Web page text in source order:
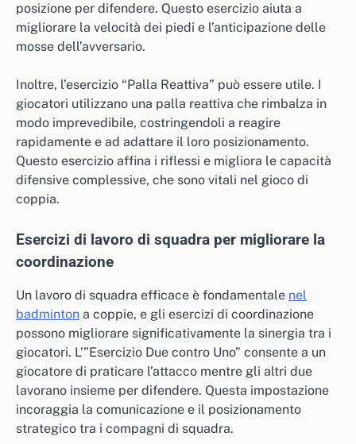
posizione per difendere. Questo esercizio aiuta a
migliorare la velocità dei piedi e l’anticipazione delle
mosse dell’avversario.
Inoltre, l’esercizio “Palla Reattiva” può essere utile. I
giocatori utilizzano una palla reattiva che rimbalza in
modo imprevedibile, costringendoli a reagire
rapidamente e ad adattare il loro posizionamento.
Questo esercizio affina i riflessi e migliora le capacità
difensive complessive, che sono vitali nel gioco di
coppia.
Esercizi di lavoro di squadra per migliorare la
coordinazione
Un lavoro di squadra efficace è fondamentale nel
badminton a coppie, e gli esercizi di coordinazione
possono migliorare significativamente la sinergia tra i
giocatori. L’”Esercizio Due contro Uno” consente a un
giocatore di praticare l’attacco mentre gli altri due
lavorano insieme per difendere. Questa impostazione
incoraggia la comunicazione e il posizionamento
strategico tra i compagni di squadra.